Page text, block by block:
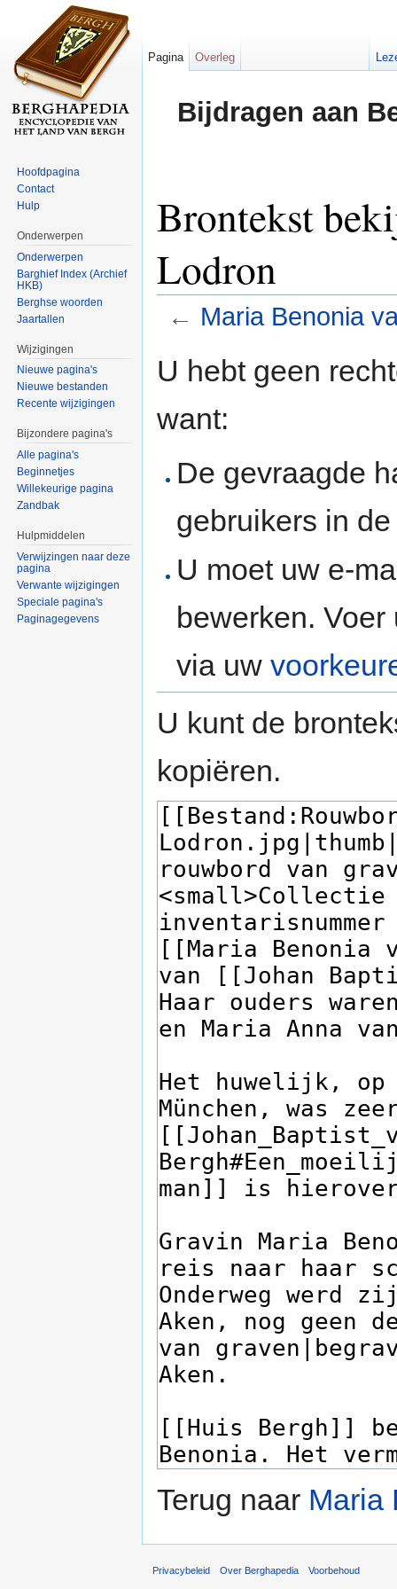
Bijdragen aan
Brontekst
Lodron
← Maria Benonia
U hebt geen
want:
De gevraagde
gebruikers in
U moet uw e-
bewerken.
via uw
U kunt de
kopiëren.
Terug naar Maria
Pagina Overleg
Hoofdpagina
Contact
Hulp
Onderwerpen
Onderwerpen
Barghief Index (Archief
HKB)
Berghse woorden
Jaartallen
Wijzigingen
Nieuwe pagina's
Nieuwe bestanden
Recente wijzigingen
Bijzondere pagina's
Alle pagina's
Beginnetjes
Willekeurige pagina
Zandbak
Hulpmiddelen
Verwijzingen naar deze
pagina
Verwante wijzigingen
Speciale pagina's
Paginagegevens
Privacybeleid Over Berghapedia Voorbehoud